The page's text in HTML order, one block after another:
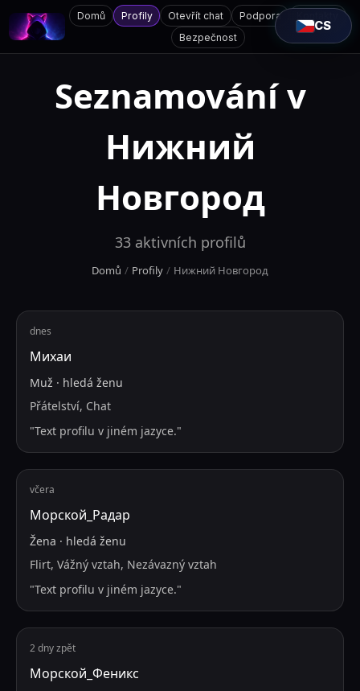
Domů Profily Otevřít chat Podpora
Bezpečnost
CS
Seznamování v
Нижний
Новгород
33 aktivních profilů
Domů / Profily / Нижний Новгород
dnes
Михаи
Muž · hledá ženu
Přátelství, Chat
"Text profilu v jiném jazyce."
včera
Морской_Радар
Žena · hledá ženu
Flirt, Vážný vztah, Nezávazný vztah
"Text profilu v jiném jazyce."
2 dny zpět
Морской_Феникс